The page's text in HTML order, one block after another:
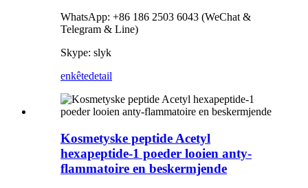
WhatsApp: +86 186 2503 6043 (WeChat &
Telegram & Line)
Skype: slyk
enkêtedetail
Kosmetyske peptide Acetyl
hexapeptide-1 poeder looien anty-
flammatoire en beskermjende